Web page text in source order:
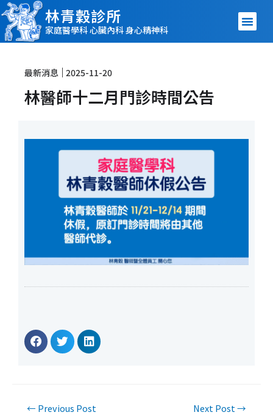
林青穀診所
家庭醫學科 心臟內科 身心精神科
最新消息 2025-11-20
林醫師十二月門診時間公告
← Previous Post Next Post→